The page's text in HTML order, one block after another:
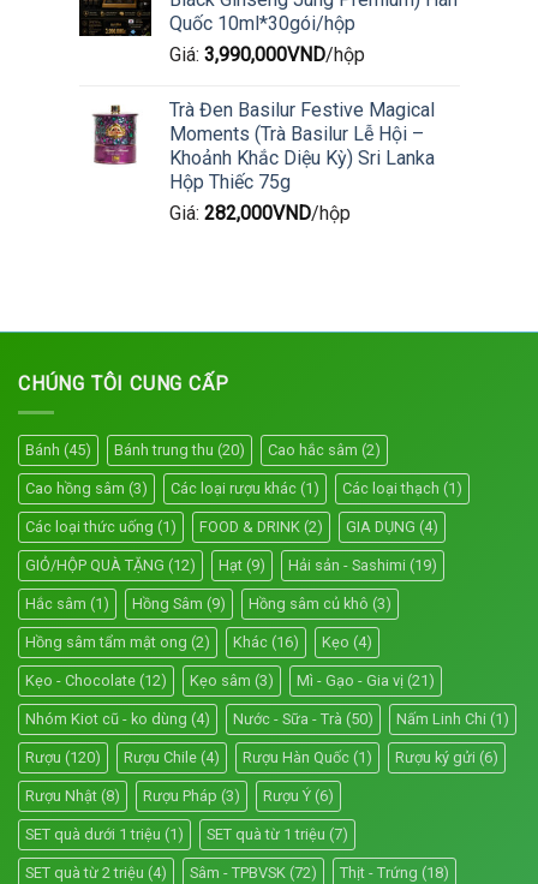
Quốc 10ml*30gói/hộp
Giá: 3,990,000VND/hộp
Trà Đen Basilur Festive Magical
Moments (Trà Basilur Lễ Hội –
Khoảnh Khắc Diệu Kỳ) Sri Lanka
Hộp Thiếc 75g
Giá: 282,000VND/hộp
CHÚNG TÔI CUNG CẤP
Bánh (45) Bánh trung thu (20) Cao hắc sâm (2)
Cao hồng sâm (3) Các loại rượu khác (1) Các loại thạch (1)
Các loại thức uống (1) FOOD & DRINK (2) GIA DỤNG (4)
GIỎ/HỘP QUÀ TẶNG (12) Hạt (9) Hải sản - Sashimi (19)
Hắc sâm (1) Hồng Sâm (9) Hồng sâm củ khô (3)
Hồng sâm tẩm mật ong (2) Khác (16) Kẹo (4)
Kẹo - Chocolate (12) Kẹo sâm (3) Mì - Gạo - Gia vị (21)
Nhóm Kiot cũ - ko dùng (4) Nước - Sữa - Trà (50) Nấm Linh Chi (1)
Rượu (120) Rượu Chile (4) Rượu Hàn Quốc (1) Rượu ký gửi (6)
Rượu Nhật (8) Rượu Pháp (3) Rượu Ý (6)
SET quà dưới 1 triệu (1) SET quà từ 1 triệu (7)
SET quà từ 2 triệu (4) Sâm - TPBVSK (72) Thịt - Trứng (18)